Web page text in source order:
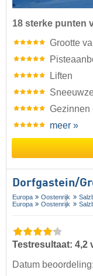
18 sterke punten
Grootte
Liften
Gezinnen
meer »
Dorfgastein/​
Europa Oostenrijk
Europa
Oostenrijk
Testresultaat: 4,2
Datum